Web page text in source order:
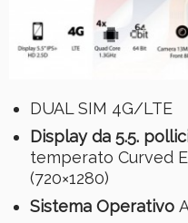
DUAL SIM 4G/LTE
Display da 5.5.
temperato Curved
(720×1280)
Sistema Operativo